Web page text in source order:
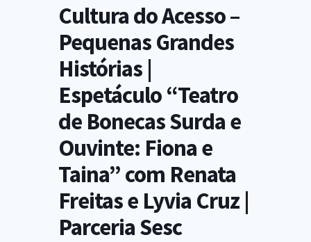
Cultura do Acesso –
Pequenas Grandes
Histórias |
Espetáculo “Teatro
de Bonecas Surda e
Ouvinte: Fiona e
Taina” com Renata
Freitas e Lyvia Cruz |
Parceria Sesc